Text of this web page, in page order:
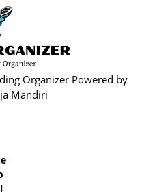
Organizer Powered by
Mandiri​